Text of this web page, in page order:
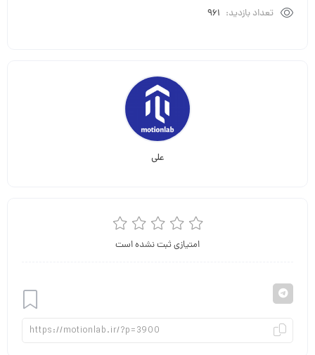
تعداد بازدید: 961
علی
افزودن
امتیازی ثبت نشده است